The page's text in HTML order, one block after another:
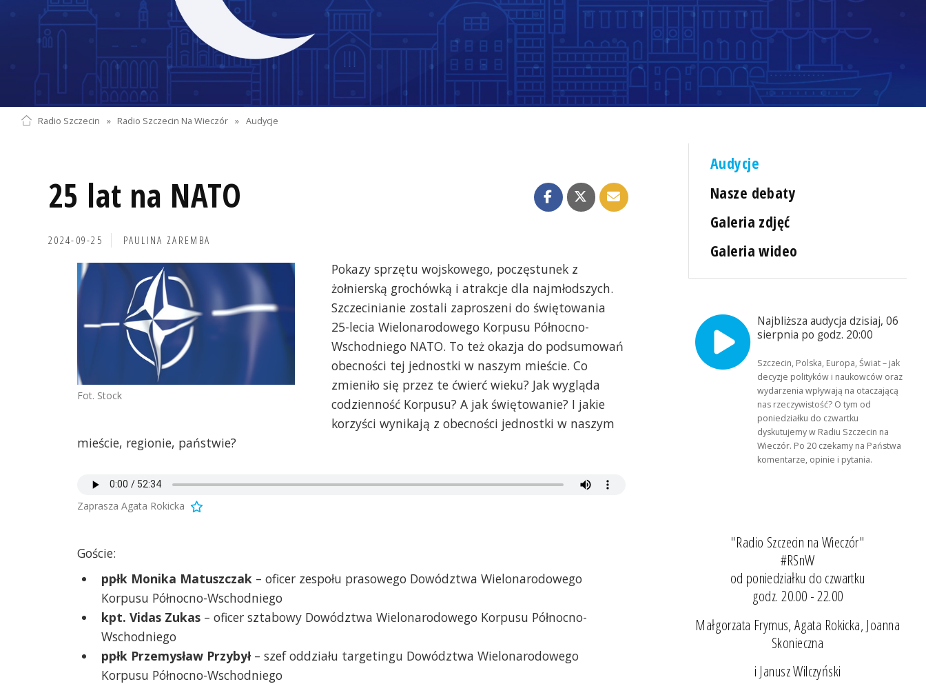
Radio Szczecin » Radio Szczecin Na Wieczór » Audycje
25 lat na NATO
2024-09-25 PAULINA ZAREMBA
Fot. Stock
Pokazy sprzętu wojskowego, poczęstunek z
żołnierską grochówką i atrakcje dla najmłodszych.
Szczecinianie zostali zaproszeni do świętowania
25-lecia Wielonarodowego Korpusu Północno-
Wschodniego NATO. To też okazja do podsumowań
obecności tej jednostki w naszym mieście. Co
zmieniło się przez te ćwierć wieku? Jak wygląda
codzienność Korpusu? A jak świętowanie? I jakie
korzyści wynikają z obecności jednostki w naszym
mieście, regionie, państwie?
Zaprasza Agata Rokicka
Goście:
ppłk Monika Matuszczak – oficer zespołu prasowego Dowództwa Wielonarodowego
Korpusu Północno-Wschodniego
kpt. Vidas Zukas – oficer sztabowy Dowództwa Wielonarodowego Korpusu Północno-
Wschodniego
ppłk Przemysław Przybył– szef oddziału targetingu Dowództwa Wielonarodowego
Korpusu Północno-Wschodniego
Audycje
Nasze debaty
Galeria zdjęć
Galeria wideo
Najbliższa audycja dzisiaj, 06
sierpnia po godz. 20:00
Szczecin, Polska, Europa, Świat – jak
decyzje polityków i naukowców oraz
wydarzenia wpływają na otaczającą
nas rzeczywistość? O tym od
poniedziałku do czwartku
dyskutujemy w Radiu Szczecin na
Wieczór. Po 20 czekamy na Państwa
komentarze, opinie i pytania.
"Radio Szczecin na Wieczór"
#RSnW
od poniedziałku do czwartku
godz. 20.00 - 22.00
Małgorzata Frymus, Agata Rokicka, Joanna
Skonieczna
i Janusz Wilczyński